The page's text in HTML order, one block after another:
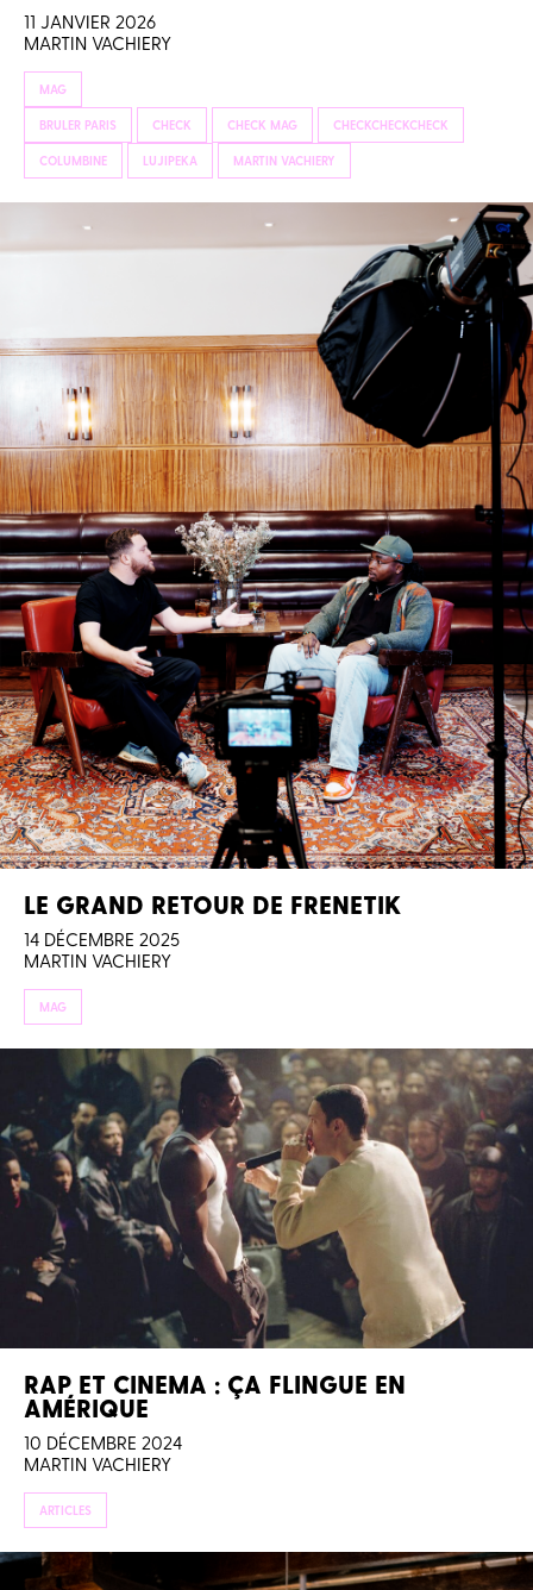
11 JANVIER 2026
MARTIN VACHIERY
MAG
BRULER PARIS CHECK CHECK MAG CHECKCHECKCHECK
COLUMBINE LUJIPEKA MARTIN VACHIERY
LE GRAND RETOUR DE FRENETIK
14 DÉCEMBRE 2025
MARTIN VACHIERY
MAG
RAP ET CINEMA : ÇA FLINGUE EN
AMÉRIQUE
10 DÉCEMBRE 2024
MARTIN VACHIERY
ARTICLES